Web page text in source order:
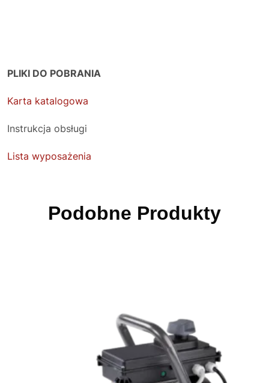
PLIKI DO POBRANIA
Karta katalogowa
Instrukcja obsługi
Lista wyposażenia
Podobne Produkty